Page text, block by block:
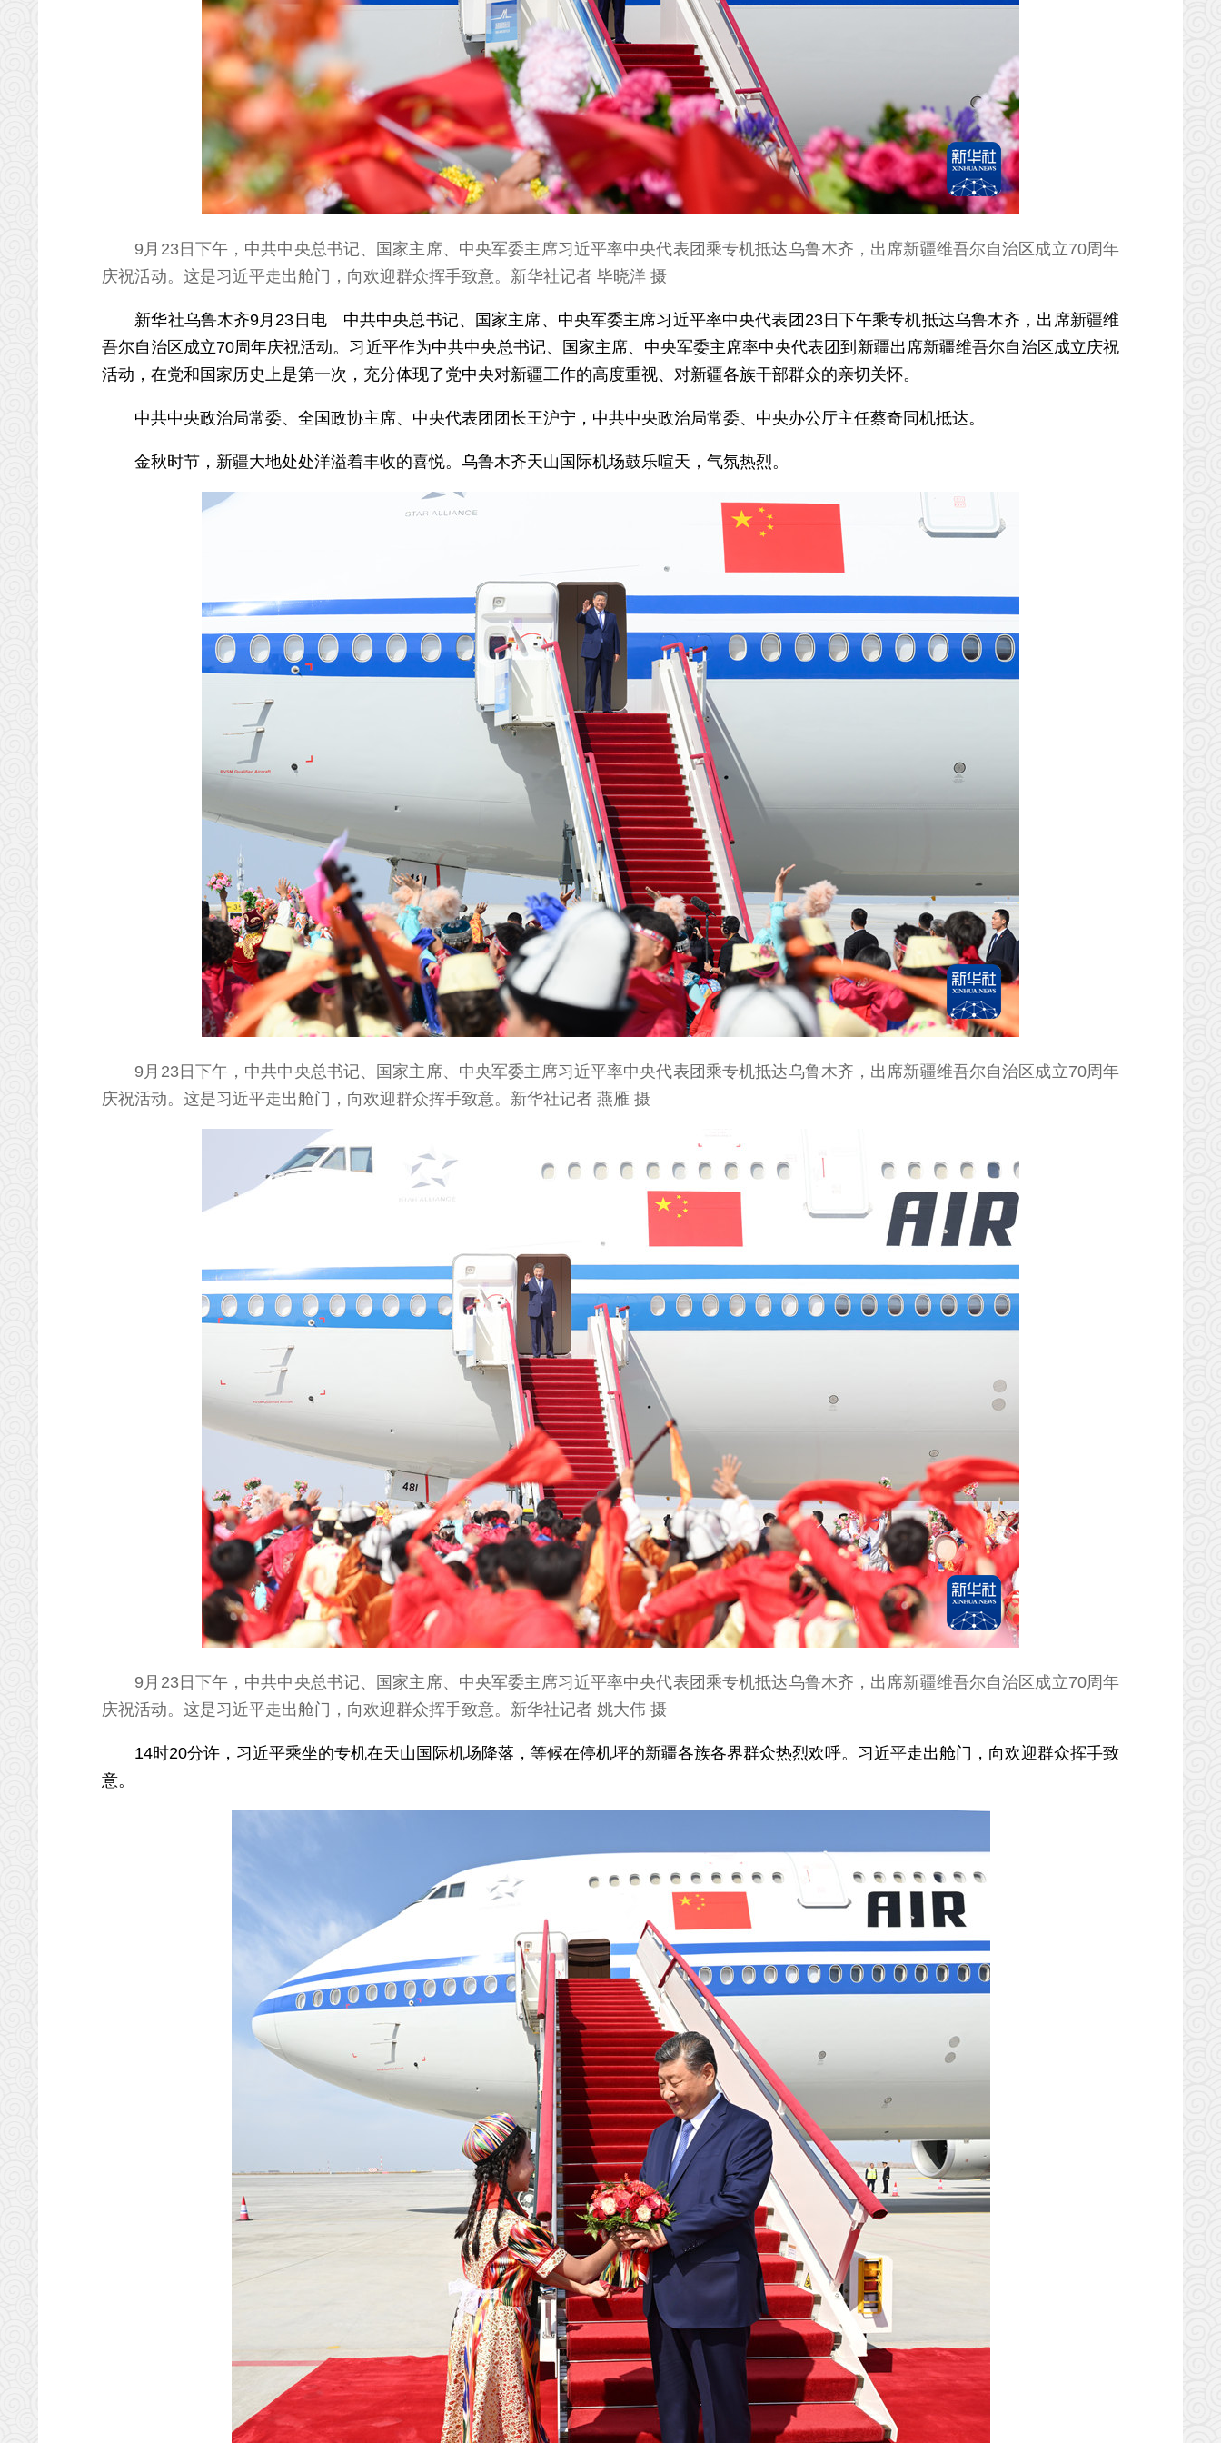
9月23日下午，中共中央总书记、国家主席、中央军委主席习近平率中央代表团乘专机抵达乌鲁木齐，出席新疆维吾尔自治区成立70周年
庆祝活动。这是习近平走出舱门，向欢迎群众挥手致意。新华社记者 毕晓洋 摄
新华社乌鲁木齐9月23日电 中共中央总书记、国家主席、中央军委主席习近平率中央代表团23日下午乘专机抵达乌鲁木齐，出席新疆维
吾尔自治区成立70周年庆祝活动。习近平作为中共中央总书记、国家主席、中央军委主席率中央代表团到新疆出席新疆维吾尔自治区成立庆祝
活动，在党和国家历史上是第一次，充分体现了党中央对新疆工作的高度重视、对新疆各族干部群众的亲切关怀。
中共中央政治局常委、全国政协主席、中央代表团团长王沪宁，中共中央政治局常委、中央办公厅主任蔡奇同机抵达。
金秋时节，新疆大地处处洋溢着丰收的喜悦。乌鲁木齐天山国际机场鼓乐喧天，气氛热烈。
9月23日下午，中共中央总书记、国家主席、中央军委主席习近平率中央代表团乘专机抵达乌鲁木齐，出席新疆维吾尔自治区成立70周年
庆祝活动。这是习近平走出舱门，向欢迎群众挥手致意。新华社记者 燕雁 摄
9月23日下午，中共中央总书记、国家主席、中央军委主席习近平率中央代表团乘专机抵达乌鲁木齐，出席新疆维吾尔自治区成立70周年
庆祝活动。这是习近平走出舱门，向欢迎群众挥手致意。新华社记者 姚大伟 摄
14时20分许，习近平乘坐的专机在天山国际机场降落，等候在停机坪的新疆各族各界群众热烈欢呼。习近平走出舱门，向欢迎群众挥手致
意。